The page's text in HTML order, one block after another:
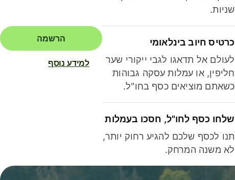
שניות.
כרטיס חיוב בינלאומי
לעולם אל תדאגו לגבי ייקורי שער
חליפין, או עמלות עסקה גבוהות
כשאתם מוציאים כסף בחו"ל.
שלחו כסף לחו"ל, חסכו בעמלות
תנו לכסף שלכם להגיע רחוק יותר,
לא משנה המרחק.
הרשמה
למידע נוסף